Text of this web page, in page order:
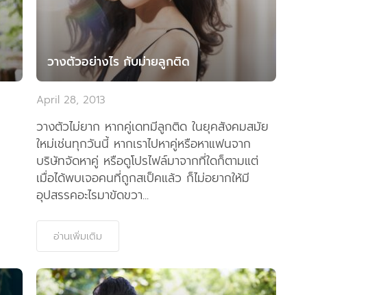
วางตัวอย่างไร กับม่ายลูกติด
April 28, 2013
วางตัวไม่ยาก หากคู่เดทมีลูกติด ในยุคสังคมสมัย
ใหม่เช่นทุกวันนี้ หากเราไปหาคู่หรือหาแฟนจาก
บริษัทจัดหาคู่ หรือดูโปรไฟล์มาจากที่ใดก็ตามแต่
เมื่อได้พบเจอคนที่ถูกสเป็คแล้ว ก็ไม่อยากให้มี
อุปสรรคอะไรมาขัดขวา...
อ่านเพิ่มเติม